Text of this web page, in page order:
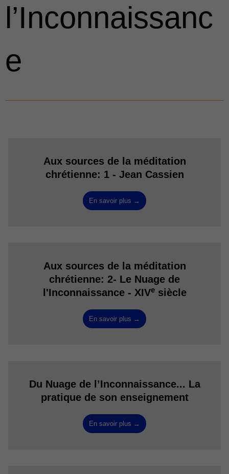
l’Inconnaissanc
e
Aux sources de la méditation
chrétienne: 1 - Jean Cassien
En savoir plus →
Aux sources de la méditation
chrétienne: 2- Le Nuage de
l'Inconnaissance - XIVesiècle
En savoir plus →
Du Nuage de l’Inconnaissance... La
pratique de son enseignement
En savoir plus →